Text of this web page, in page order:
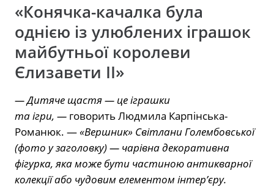
«Конячка-качалка була
однією із улюблених іграшок
майбутньої королеви
Єлизавети II»
— Дитяче щастя — це іграшки
та ігри, — говорить Людмила Карпінська-
Романюк. —«Вершник» Світлани Голембовської
(фото у заголовку) — чарівна декоративна
фігурка, яка може бути частиною антикварної
колекції або чудовим елементом інтер’єру.